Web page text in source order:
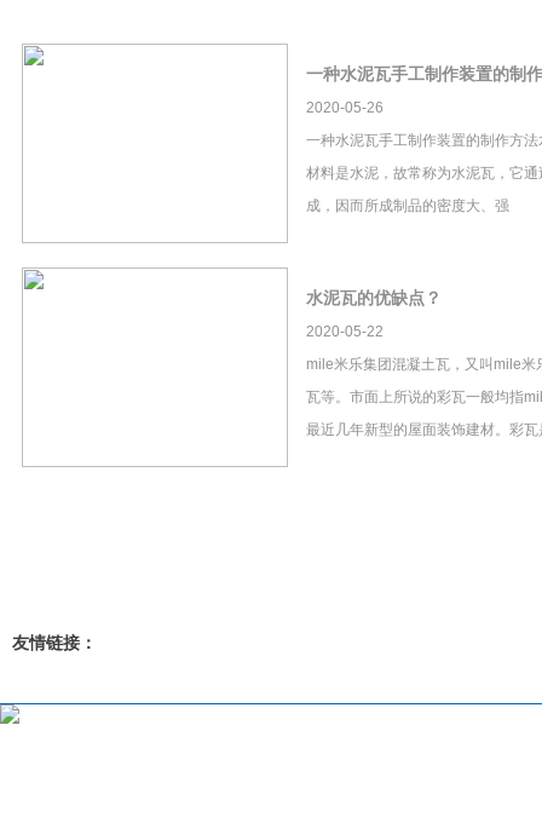
一种水泥瓦手工制作装置的制
2020-05-26
一种水泥瓦手工制作装置的制作方
材料是水泥，故常称为水泥瓦，它
成，因而所成制品的密度大、强
水泥瓦的优缺点？
2020-05-22
mile米乐集团混凝土瓦，又叫mile米
瓦等。市面上所说的彩瓦一般均指
最近几年新型的屋面装饰建材。彩
友情链接：